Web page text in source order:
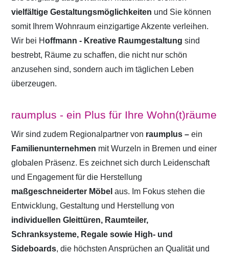
vielfältige Gestaltungsmöglichkeiten und Sie können
somit Ihrem Wohnraum einzigartige Akzente verleihen.
Wir bei Hoffmann - Kreative Raumgestaltung sind
bestrebt, Räume zu schaffen, die nicht nur schön
anzusehen sind, sondern auch im täglichen Leben
überzeugen.
raumplus - ein Plus für Ihre Wohn(t)räume
Wir sind zudem Regionalpartner von raumplus – ein
Familienunternehmen mit Wurzeln in Bremen und einer
globalen Präsenz. Es zeichnet sich durch Leidenschaft
und Engagement für die Herstellung
maßgeschneiderter Möbelaus. Im Fokus stehen die
Entwicklung, Gestaltung und Herstellung von
individuellen Gleittüren, Raumteiler,
Schranksysteme, Regale sowie High- und
Sideboards, die höchsten Ansprüchen an Qualität und